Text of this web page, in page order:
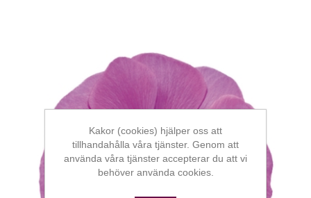
Kakor (cookies) hjälper oss att
tillhandahålla våra tjänster. Genom att
använda våra tjänster accepterar du att vi
behöver använda cookies.